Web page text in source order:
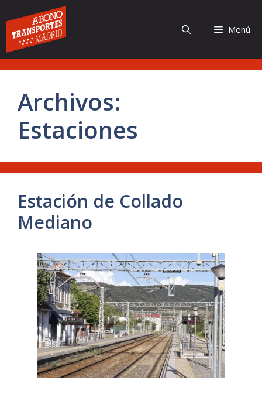
al
contenido
Menú
Archivos:
Estaciones
Estación de Collado
Mediano